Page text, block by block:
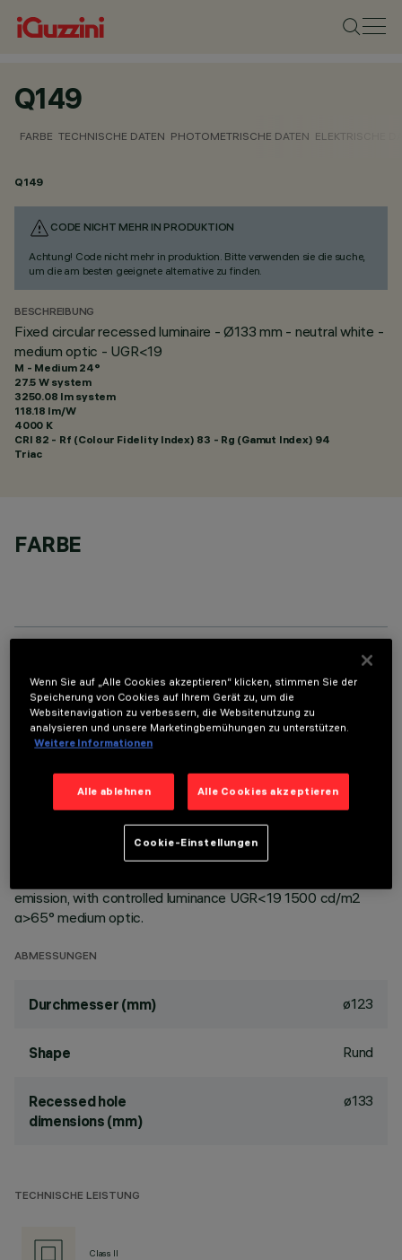
Q149
FARBE TECHNISCHE DATEN PHOTOMETRISCHE DATEN ELEKTRISCHE
Q149
CODE NICHT MEHR IN PRODUKTION
Achtung! Code nicht mehr in produktion. Bitte verwenden sie die suche,
um die am besten geeignete alternative zu finden.
BESCHREIBUNG
Fixed circular recessed luminaire - Ø133 mm - neutral white -
medium optic - UGR<19
M - Medium 24°
27.5 W system
3250.08 lm system
118.18 lm/W
4000 K
CRI 82 - Rf (Colour Fidelity Index) 83 - Rg (Gamut Index) 94
Triac
FARBE
TECHNISCHE DATEN
LETZTES UPDATE: 01.08.2026
BESCHREIBUNG
Fixed round luminaire designed to use a LED lamp with C.O.B.
technology. Version without rim for mounting flush with
with an anti-scratch protective layer. Die-cast aluminium
body and passive dissipation system. Product complete with
emission, with controlled luminance UGR<19 1500 cd/m2
α>65° medium optic.
ABMESSUNGEN
Durchmesser (mm) ø123
Shape Rund
Recessed hole
dimensions (mm)
ø133
TECHNISCHE LEISTUNG
Class II
Wenn Sie auf „Alle Cookies akzeptieren“ klicken, stimmen Sie der
Speicherung von Cookies auf Ihrem Gerät zu, um die
Websitenavigation zu verbessern, die Websitenutzung zu
analysieren und unsere Marketingbemühungen zu unterstützen.
Weitere Informationen
Alle ablehnen Alle Cookies akzeptieren
Cookie-Einstellungen